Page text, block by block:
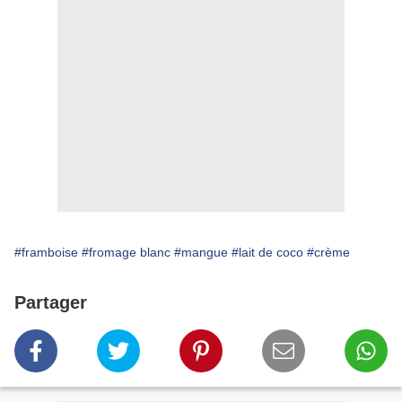
#framboise #fromage blanc #mangue #lait de coco #crème
Partager